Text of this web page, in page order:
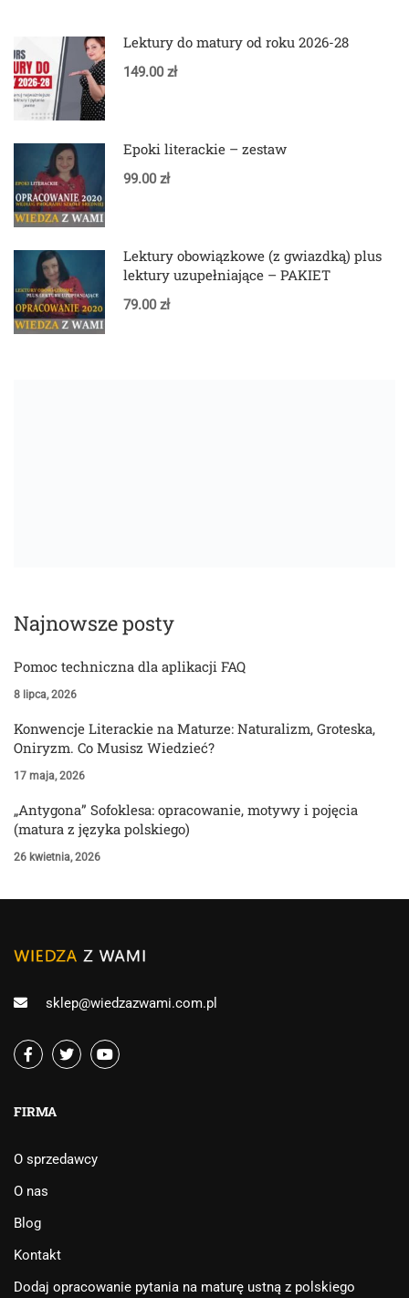
Lektury do matury od roku 2026-28
149.00 zł
Epoki literackie – zestaw
99.00 zł
Lektury obowiązkowe (z gwiazdką) plus
lektury uzupełniające – PAKIET
79.00 zł
Najnowsze posty
Pomoc techniczna dla aplikacji FAQ
8 lipca, 2026
Konwencje Literackie na Maturze: Naturalizm, Groteska,
Oniryzm. Co Musisz Wiedzieć?
17 maja, 2026
„Antygona” Sofoklesa: opracowanie, motywy i pojęcia
(matura z języka polskiego)
26 kwietnia, 2026
sklep@wiedzazwami.com.pl
FIRMA
O sprzedawcy
O nas
Blog
Kontakt
Dodaj opracowanie pytania na maturę ustną z polskiego